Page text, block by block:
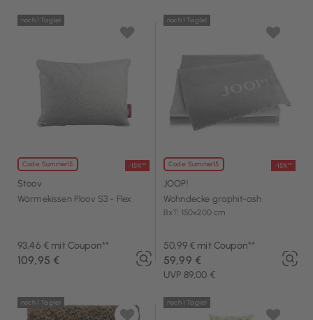
Code: Summer15 -15%**
noch 1 Tag(e)
Stoov
Wärmekissen Ploov S3 - Flex
93,46 € mit Coupon**
109,95 €
Code: Summer15 -15%**
noch 1 Tag(e)
JOOP!
Wohndecke graphit-ash
BxT: 150x200 cm
50,99 € mit Coupon**
UVP 89,00 €
59,99 €
noch 1 Tag(e) noch 1 Tag(e)